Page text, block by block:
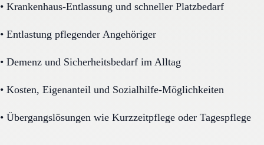
• Krankenhaus-Entlassung und schneller Platzbedarf
• Entlastung pflegender Angehöriger
• Demenz und Sicherheitsbedarf im Alltag
• Kosten, Eigenanteil und Sozialhilfe-Möglichkeiten
• Übergangslösungen wie Kurzzeitpflege oder Tagespflege